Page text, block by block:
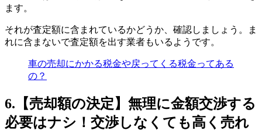
ます。
それが査定額に含まれているかどうか、確認しましょう。ま
れに含まないで査定額を出す業者もいるようです。
車の売却にかかる税金や戻ってくる税金ってある
の？
6.【売却額の決定】無理に金額交渉する
必要はナシ！交渉しなくても高く売れ